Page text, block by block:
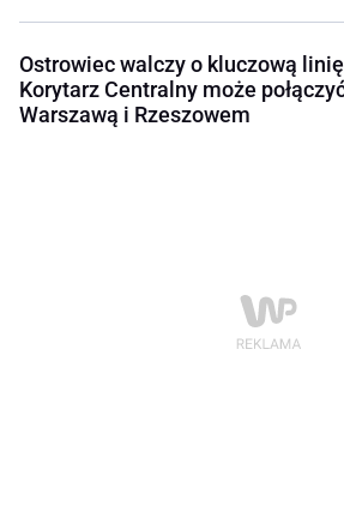
Ostrowiec walczy o kluczową
Korytarz Centralny może
Warszawą i Rzeszowem